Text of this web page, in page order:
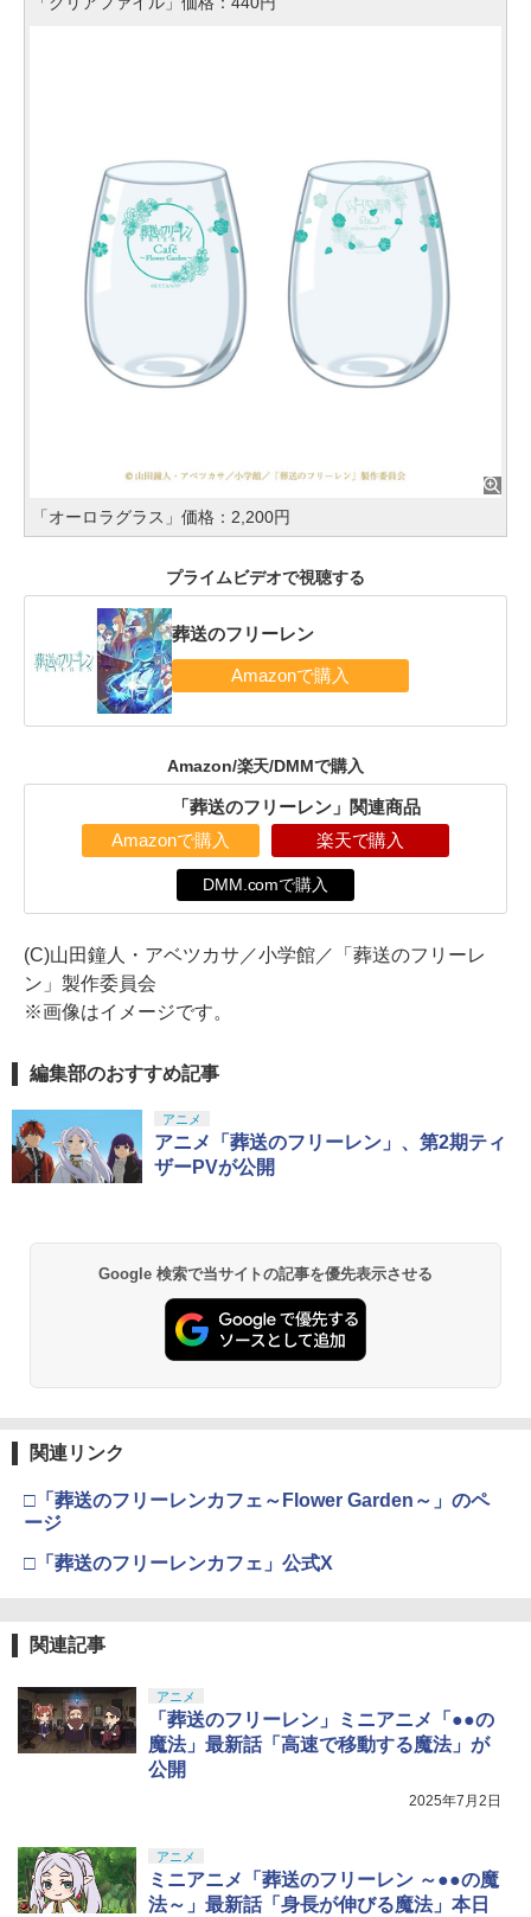
「オーロラグラス」価格：2,200円
プライムビデオで視聴する
葬送のフリーレン
Amazon/楽天/DMMで購入
「葬送のフリーレン」関連商品
Amazonで購入 楽天で購入
DMM.comで購入
(C)山田鐘人・アベツカサ／小学館／「葬送のフリーレ
ン」製作委員会
※画像はイメージです。
編集部のおすすめ記事
アニメ
アニメ「葬送のフリーレン」、第2期ティ
ザーPVが公開
Google 検索で当サイトの記事を優先表示させる
関連リンク
□「葬送のフリーレンカフェ～Flower Garden～」のペ
ージ
□「葬送のフリーレンカフェ」公式X
関連記事
アニメ
「葬送のフリーレン」ミニアニメ「●●の
魔法」最新話「高速で移動する魔法」が
公開
2025年7月2日
アニメ
ミニアニメ「葬送のフリーレン ～●●の魔
法～」最新話「身長が伸びる魔法」本日